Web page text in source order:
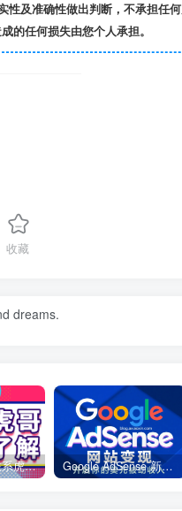
性及准确性做出判断，不承担任
的任何损失由您个人承担。
收藏
dreams.
想做项目可以联系虎哥微信 虎哥一对一解答并且远程视频教学 Google AdSense 新手接入教程：虎哥手把手教你用网站赚取美元收入